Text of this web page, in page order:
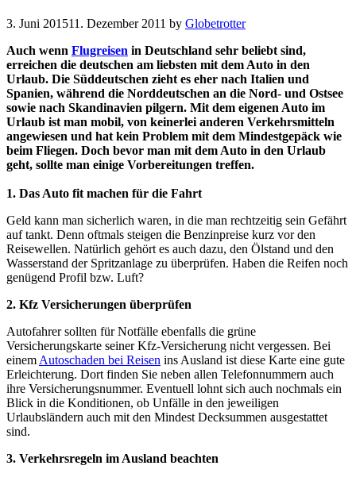
3. Juni 201511. Dezember 2011 by Globetrotter
Auch wenn Flugreisen in Deutschland sehr beliebt sind,
erreichen die deutschen am liebsten mit dem Auto in den
Urlaub. Die Süddeutschen zieht es eher nach Italien und
Spanien, während die Norddeutschen an die Nord- und Ostsee
sowie nach Skandinavien pilgern. Mit dem eigenen Auto im
Urlaub ist man mobil, von keinerlei anderen Verkehrsmitteln
angewiesen und hat kein Problem mit dem Mindestgepäck wie
beim Fliegen. Doch bevor man mit dem Auto in den Urlaub
geht, sollte man einige Vorbereitungen treffen.
1. Das Auto fit machen für die Fahrt
Geld kann man sicherlich waren, in die man rechtzeitig sein Gefährt
auf tankt. Denn oftmals steigen die Benzinpreise kurz vor den
Reisewellen. Natürlich gehört es auch dazu, den Ölstand und den
Wasserstand der Spritzanlage zu überprüfen. Haben die Reifen noch
genügend Profil bzw. Luft?
2. Kfz Versicherungen überprüfen
Autofahrer sollten für Notfälle ebenfalls die grüne
Versicherungskarte seiner Kfz-Versicherung nicht vergessen. Bei
einem Autoschaden bei Reisen ins Ausland ist diese Karte eine gute
Erleichterung. Dort finden Sie neben allen Telefonnummern auch
ihre Versicherungsnummer. Eventuell lohnt sich auch nochmals ein
Blick in die Konditionen, ob Unfälle in den jeweiligen
Urlaubsländern auch mit den Mindest Decksummen ausgestattet
sind.
3. Verkehrsregeln im Ausland beachten